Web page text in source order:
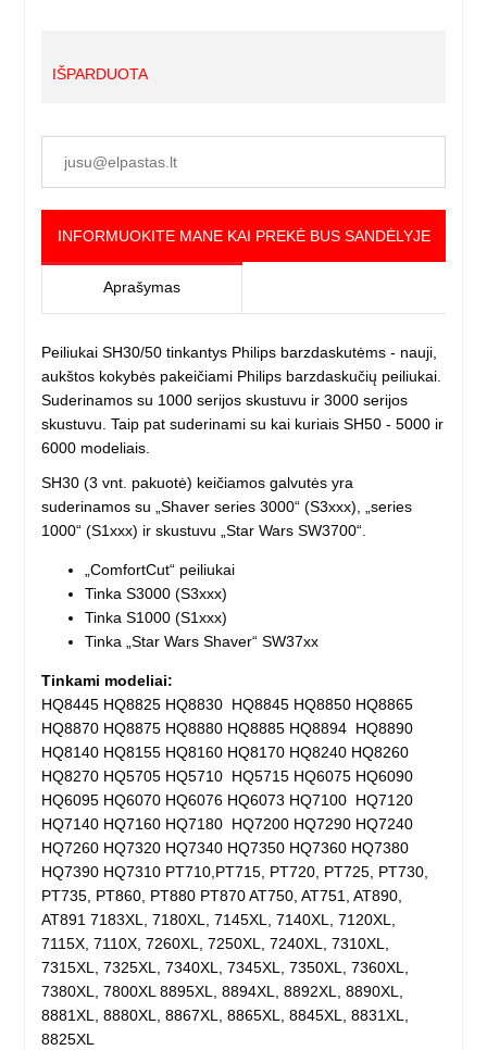
IŠPARDUOTA
INFORMUOKITE MANE KAI PREKĖ BUS SANDĖLYJE
Aprašymas
Peiliukai SH30/50 tinkantys Philips barzdaskutėms - nauji,
aukštos kokybės pakeičiami Philips barzdaskučių peiliukai.
Suderinamos su 1000 serijos skustuvu ir 3000 serijos
skustuvu. Taip pat suderinami su kai kuriais SH50 - 5000 ir
6000 modeliais.
SH30 (3 vnt. pakuotė) keičiamos galvutės yra
suderinamos su „Shaver series 3000“ (S3xxx), „series
1000“ (S1xxx) ir skustuvu „Star Wars SW3700“.
„ComfortCut“ peiliukai
Tinka S3000 (S3xxx)
Tinka S1000 (S1xxx)
Tinka „Star Wars Shaver“ SW37xx
Tinkami modeliai:
HQ8445 HQ8825 HQ8830 HQ8845 HQ8850 HQ8865
HQ8870 HQ8875 HQ8880 HQ8885 HQ8894 HQ8890
HQ8140 HQ8155 HQ8160 HQ8170 HQ8240 HQ8260
HQ8270 HQ5705 HQ5710 HQ5715 HQ6075 HQ6090
HQ6095 HQ6070 HQ6076 HQ6073 HQ7100 HQ7120
HQ7140 HQ7160 HQ7180 HQ7200 HQ7290 HQ7240
HQ7260 HQ7320 HQ7340 HQ7350 HQ7360 HQ7380
HQ7390 HQ7310 PT710,PT715, PT720, PT725, PT730,
PT735, PT860, PT880 PT870 AT750, AT751, AT890,
AT891 7183XL, 7180XL, 7145XL, 7140XL, 7120XL,
7115X, 7110X, 7260XL, 7250XL, 7240XL, 7310XL,
7315XL, 7325XL, 7340XL, 7345XL, 7350XL, 7360XL,
7380XL, 7800XL 8895XL, 8894XL, 8892XL, 8890XL,
8881XL, 8880XL, 8867XL, 8865XL, 8845XL, 8831XL,
8825XL